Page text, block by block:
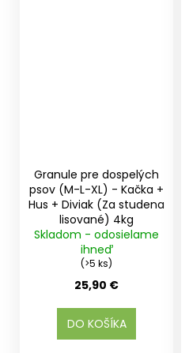
Granule pre dospelých
psov (M-L-XL) - Kačka +
Hus + Diviak (Za studena
lisované) 4kg
Skladom - odosielame
ihneď
(>5 ks)
25,90 €
DO KOŠÍKA